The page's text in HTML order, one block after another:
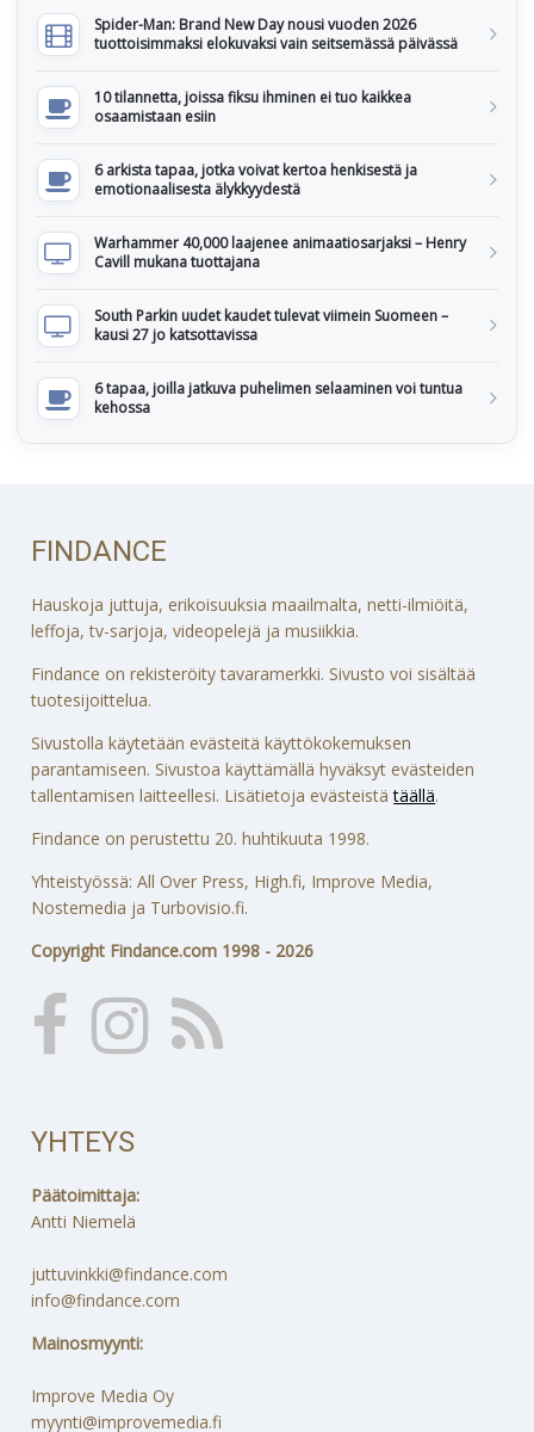
Spider-Man: Brand New Day nousi vuoden 2026
tuottoisimmaksi elokuvaksi vain seitsemässä päivässä
10 tilannetta, joissa fiksu ihminen ei tuo kaikkea
osaamistaan esiin
6 arkista tapaa, jotka voivat kertoa henkisestä ja
emotionaalisesta älykkyydestä
Warhammer 40,000 laajenee animaatiosarjaksi – Henry
Cavill mukana tuottajana
South Parkin uudet kaudet tulevat viimein Suomeen –
kausi 27 jo katsottavissa
6 tapaa, joilla jatkuva puhelimen selaaminen voi tuntua
kehossa
FINDANCE
Hauskoja juttuja, erikoisuuksia maailmalta, netti-ilmiöitä,
leffoja, tv-sarjoja, videopelejä ja musiikkia.
Findance on rekisteröity tavaramerkki. Sivusto voi sisältää
tuotesijoittelua.
Sivustolla käytetään evästeitä käyttökokemuksen
parantamiseen. Sivustoa käyttämällä hyväksyt evästeiden
tallentamisen laitteellesi. Lisätietoja evästeistätäällä.
Findance on perustettu 20. huhtikuuta 1998.
Yhteistyössä: All Over Press, High.fi, Improve Media,
Nostemedia ja Turbovisio.fi.
Copyright Findance.com 1998 - 2026
YHTEYS
Päätoimittaja:
Antti Niemelä
juttuvinkki@findance.com
info@findance.com
Mainosmyynti:
Improve Media Oy
myynti@improvemedia.fi